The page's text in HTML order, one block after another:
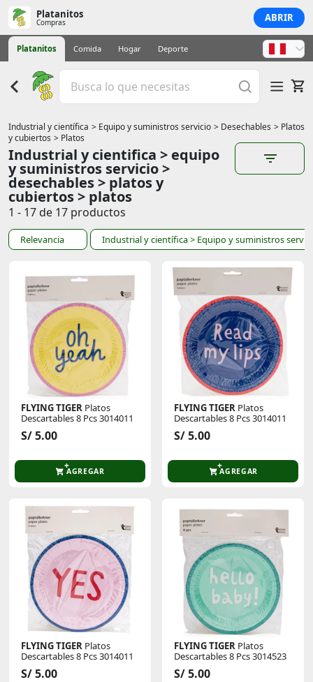
Platanitos
Compras ABRIR
Platanitos Comida Hogar Deporte
Industrial y científica > Equipo y suministros servicio > Desechables > Platos
y cubiertos > Platos
Industrial y cientifica > equipo
y suministros servicio >
desechables > platos y
cubiertos > platos
1 - 17 de 17 productos
Relevancia Industrial y científica> Equipo y suministros
FLYING TIGER Platos
Descartables 8 Pcs 3014011
S/ 5.00
AGREGAR
FLYING TIGER Platos
Descartables 8 Pcs 3014011
S/ 5.00
AGREGAR
FLYING TIGER Platos
Descartables 8 Pcs 3014011
S/ 5.00
FLYING TIGER Platos
Descartables 8 Pcs 3014523
S/ 5.00